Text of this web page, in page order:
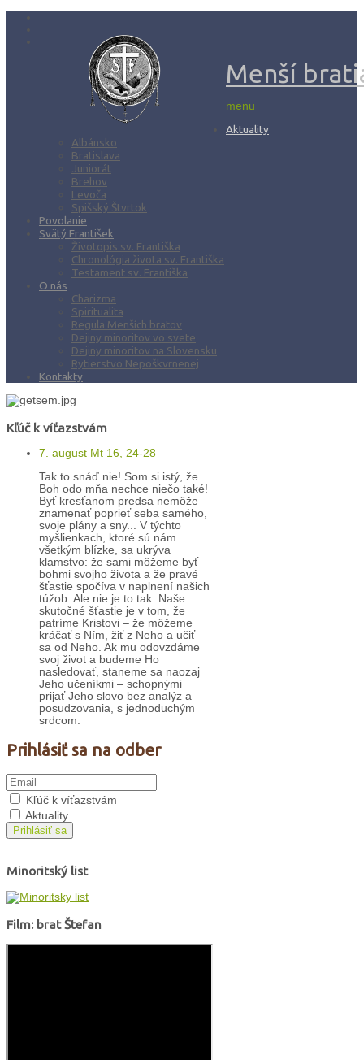
Menší
menu
Aktuality
Albánsko
Bratislava
Juniorát
Brehov
Levoča
Spišský Štvrtok
Povolanie
Svätý František
Životopis sv. Františka
Chronológia života sv. Františka
Testament sv. Františka
O nás
Charizma
Spiritualita
Regula Menších bratov
Dejiny minoritov vo svete
Dejiny minoritov na Slovensku
Rytierstvo Nepoškvrnenej
Kontakty
Kľúč k víťazstvám
7. august Mt 16, 24-28
Tak to snáď nie! Som si istý, že
Boh odo mňa nechce niečo také!
Byť kresťanom predsa nemôže
znamenať poprieť seba samého,
svoje plány a sny... V týchto
myšlienkach, ktoré sú nám
všetkým blízke, sa ukrýva
klamstvo: že sami môžeme byť
bohmi svojho života a že pravé
šťastie spočíva v naplnení našich
túžob. Ale nie je to tak. Naše
skutočné šťastie je v tom, že
patríme Kristovi – že môžeme
kráčať s Ním, žiť z Neho a učiť
sa od Neho. Ak mu odovzdáme
svoj život a budeme Ho
nasledovať, staneme sa naozaj
Jeho učeníkmi – schopnými
prijať Jeho slovo bez analýz a
posudzovania, s jednoduchým
srdcom.
Prihlásiť sa na odber
Kľúč k víťazstvám
Aktuality
Prihlásiť sa
Minoritský list
Film: brat Štefan